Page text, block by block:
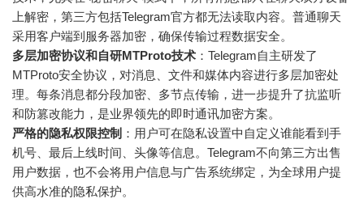
上解密，第三方包括Telegram官方都无法读取内容。普通聊天
采用客户端到服务器加密，确保传输过程数据安全。
多层加密协议和自研MTProto技术 ：Telegram自主研发了
MTProto安全协议，对消息、文件和媒体内容进行多层加密处
理。每条消息都分段加密、多节点传输，进一步提升了抗监听
和防篡改能力，是业界领先的即时通讯加密方案。
严格的隐私权限控制 ：用户可在隐私设置中自定义谁能看到手
机号、最后上线时间、头像等信息。Telegram不向第三方出售
用户数据，也不会将用户信息与广告系统绑定，为全球用户提
供高水准的隐私保护。